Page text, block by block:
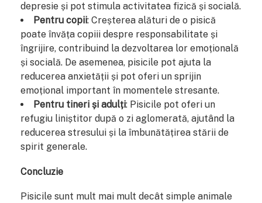
depresie și pot stimula activitatea fizică și socială.
Pentru copii: Creșterea alături de o pisică
poate învăța copiii despre responsabilitate și
îngrijire, contribuind la dezvoltarea lor emoțională
și socială. De asemenea, pisicile pot ajuta la
reducerea anxietății și pot oferi un sprijin
emoțional important în momentele stresante.
Pentru tineri și adulți: Pisicile pot oferi un
refugiu liniștitor după o zi aglomerată, ajutând la
reducerea stresului și la îmbunătățirea stării de
spirit generale.
Concluzie
Pisicile sunt mult mai mult decât simple animale